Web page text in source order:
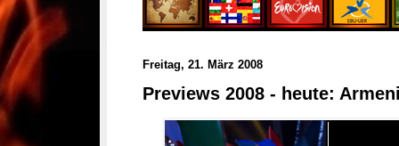
Freitag, 21. März 2008
Previews 2008 - heute: